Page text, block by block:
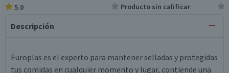
5.0 Producto sin calificar
Descripción
Europlas es el experto para mantener selladas y protegidas
tus comidas en cualquier momento y lugar, contiende una